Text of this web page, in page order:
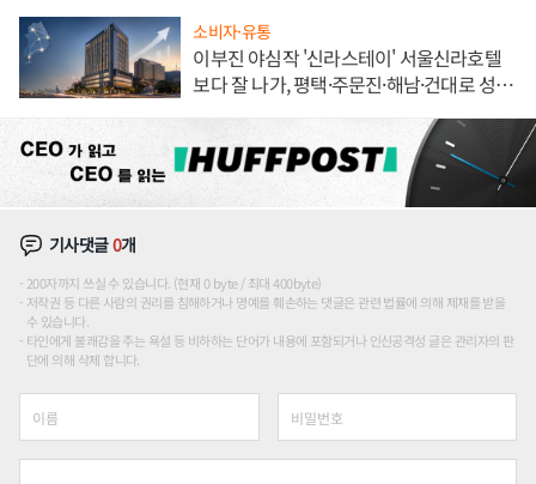
소비자·유통
이부진 야심작 '신라스테이' 서울신라호텔
보다 잘 나가, 평택·주문진·해남·건대로 성
기사댓글0개
200자까지 쓰실 수 있습니다. (현재 0 byte / 최대 400byte)
저작권 등 다른 사람의 권리를 침해하거나 명예를 훼손하는 댓글은 관련 법률에 의해 제재를 받을
수 있습니다.
타인에게 불쾌감을 주는 욕설 등 비하하는 단어가 내용에 포함되거나 인신공격성 글은 관리자의 판
단에 의해 삭제 합니다.